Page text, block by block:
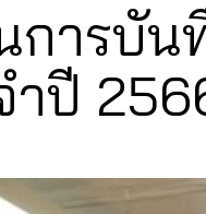
การบั
ำปี